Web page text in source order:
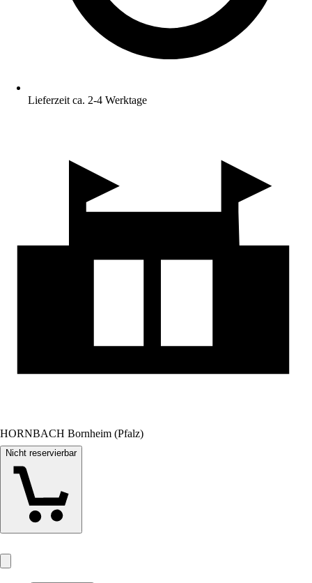
Lieferzeit ca. 2-4 Werktage
HORNBACH Bornheim (Pfalz)
Nicht reservierbar